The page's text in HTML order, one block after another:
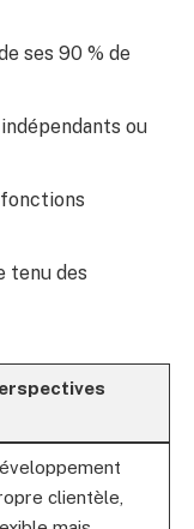
ses 90 % de
ou
tenu des
clientèle,